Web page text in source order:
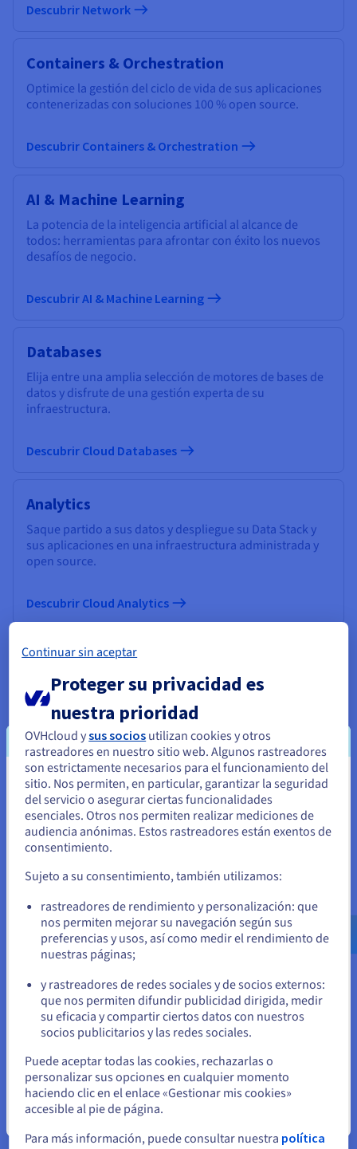
Descubrir Network
Containers & Orchestration
Optimice la gestión del ciclo de vida de sus aplicaciones
contenerizadas con soluciones 100 % open source.
Descubrir Containers & Orchestration
AI & Machine Learning
La potencia de la inteligencia artificial al alcance de
todos: herramientas para afrontar con éxito los nuevos
desafíos de negocio.
Descubrir AI & Machine Learning
Databases
Elija entre una amplia selección de motores de bases de
datos y disfrute de una gestión experta de su
infraestructura.
Descubrir Cloud Databases
Analytics
Saque partido a sus datos y despliegue su Data Stack y
sus aplicaciones en una infraestructura administrada y
open source.
Descubrir Cloud Analytics
Data Platform
Cree y despliegue sus proyectos Data & Analytics en
tiempo récord con una solución completa, unificada,
colaborativa y accesible a todos los usuarios.
Descubrir Data Platform
Computación cuántica
Explore la informática cuántica con una plataforma
unificada: simula, prueba y ejecuta tus algoritmos en
Descubrir Quantum as a Service
Identidad, seguridad y operaciones
Proteja, gestione y monitorice sus servicios cloud en
OVHcloud
Descubrir Soluciones Identity, Security & Operations
Parece que está ubicado en Estados
Unidos
Si quiere hacer un pedido desde Estados Unidos, deberá buscar
el sitio web adecuado y crear una cuenta.
us.ovhcloud.com/
Inglés USD - $
Permanezca en el sitio web actual
Continuar sin aceptar
Proteger su privacidad es
nuestra prioridad
OVHcloud ysus socios utilizan cookies y otros
rastreadores en nuestro sitio web. Algunos rastreadores
son estrictamente necesarios para el funcionamiento del
sitio. Nos permiten, en particular, garantizar la seguridad
del servicio o asegurar ciertas funcionalidades
esenciales. Otros nos permiten realizar mediciones de
audiencia anónimas. Estos rastreadores están exentos de
consentimiento.
Sujeto a su consentimiento, también utilizamos:
rastreadores de rendimiento y personalización: que
nos permiten mejorar su navegación según sus
preferencias y usos, así como medir el rendimiento de
nuestras páginas;
y rastreadores de redes sociales y de socios externos:
que nos permiten difundir publicidad dirigida, medir
su eficacia y compartir ciertos datos con nuestros
socios publicitarios y las redes sociales.
Puede aceptar todas las cookies, rechazarlas o
personalizar sus opciones en cualquier momento
haciendo clic en el enlace «Gestionar mis cookies»
accesible al pie de página.
Para más información, puede consultar nuestra política